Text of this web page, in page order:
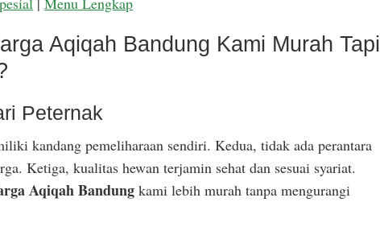
Aqiqah Bandung Kami Murah Tapi
Peternak
kandang pemeliharaan sendiri. Kedua, tidak ada perantara
Ketiga, kualitas hewan terjamin sehat dan sesuai syariat.
Aqiqah Bandungkami lebih murah tanpa mengurangi